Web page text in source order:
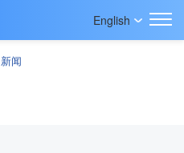
English
闻